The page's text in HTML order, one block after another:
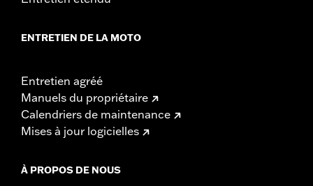
ENTRETIEN DE LA MOTO
Entretien agréé
Manuels du propriétaire
Calendriers de maintenance
Mises à jour logicielles
À PROPOS DE NOUS